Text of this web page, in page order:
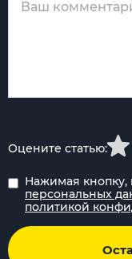
Нажимая кнопку,
персональных
политикой
Оцените статью: